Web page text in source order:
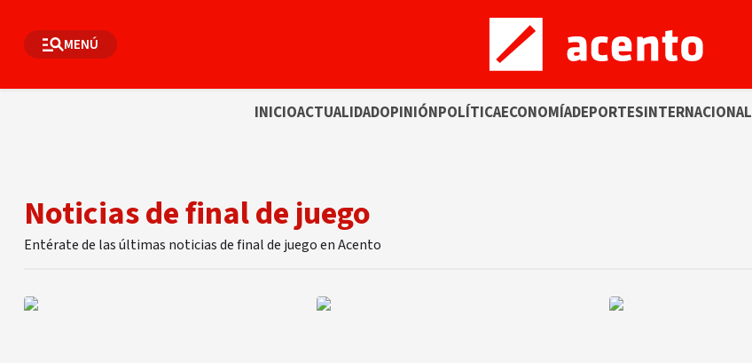
MENÚ
INICIOACTUALIDADOPINIÓNPOLÍTICAECONOMÍADEPORTESINTERNACIONAL
Noticias de final de juego
Entérate de las últimas noticias de final de juego en Acento